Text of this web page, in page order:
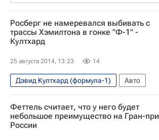
Росберг не намеревался выбивать с
трассы Хэмилтона в гонке "Ф-1" -
Култхард
25 августа 2014, 13:23 14
Дэвид Култхард (формула-1)
Авто
Экономика
Формула-1
Феттель считает, что у него будет
небольшое преимущество на Гран-при
России